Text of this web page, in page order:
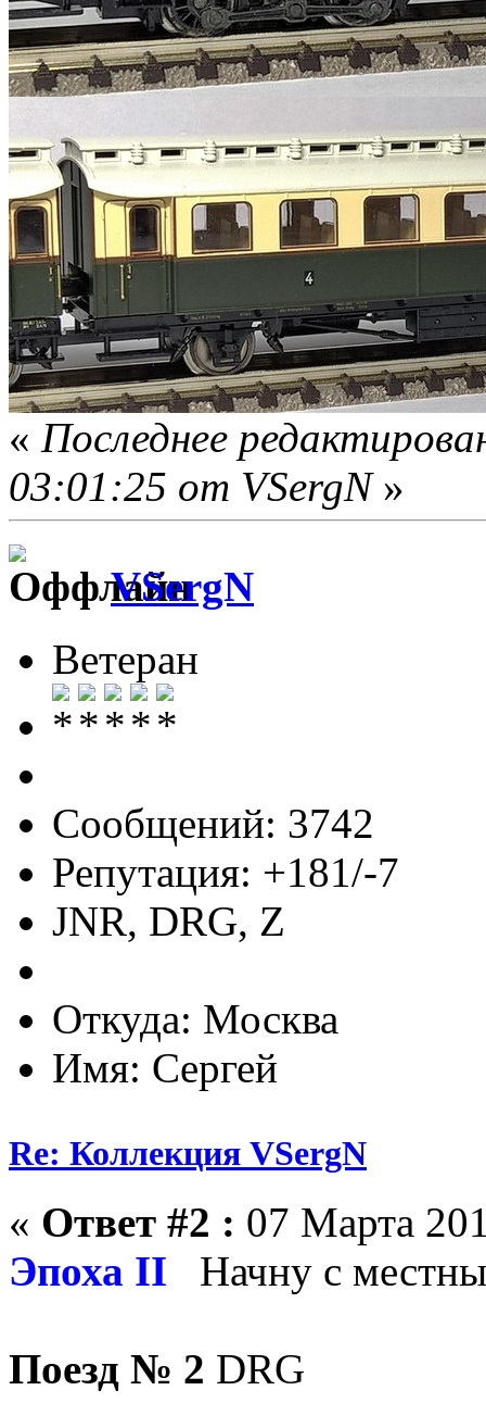
« Последнее
03:01:25 от VSergN»
VSergN
Ветеран
Сообщений: 3742
Репутация: +181/-7
JNR, DRG, Z
Откуда: Москва
Имя: Сергей
Re: Коллекция VSergN
« Ответ #2 : 07 Марта
Эпоха II Начну с
Поезд № 2 DRG